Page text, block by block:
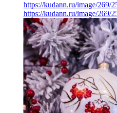
https://kudann.ru/image/269/
https://kudann.ru/image/269/